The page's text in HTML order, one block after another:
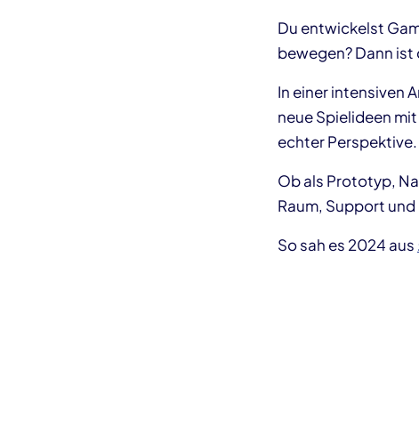
Du entwickelst
bewegen? Dann
In einer intensiven
neue Spielideen
echter Perspektive.
Ob als Prototyp,
Raum, Support und
So sah es 2024 aus